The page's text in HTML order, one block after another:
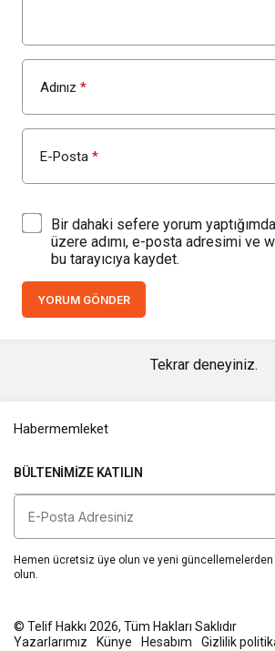
Adınız *
E-Posta *
Bir dahaki sefere yorum
üzere adımı, e-posta adresimi ve
bu tarayıcıya kaydet.
YORUM GÖNDER
Tekrar deneyiniz.
Habermemleket
BÜLTENIMIZE KATILIN
Hemen ücretsiz üye olun ve yeni
olun.
© Telif Hakkı 2026, Tüm Hakları Saklıdır
Yazarlarımız
Künye Hesabım Gizlilik